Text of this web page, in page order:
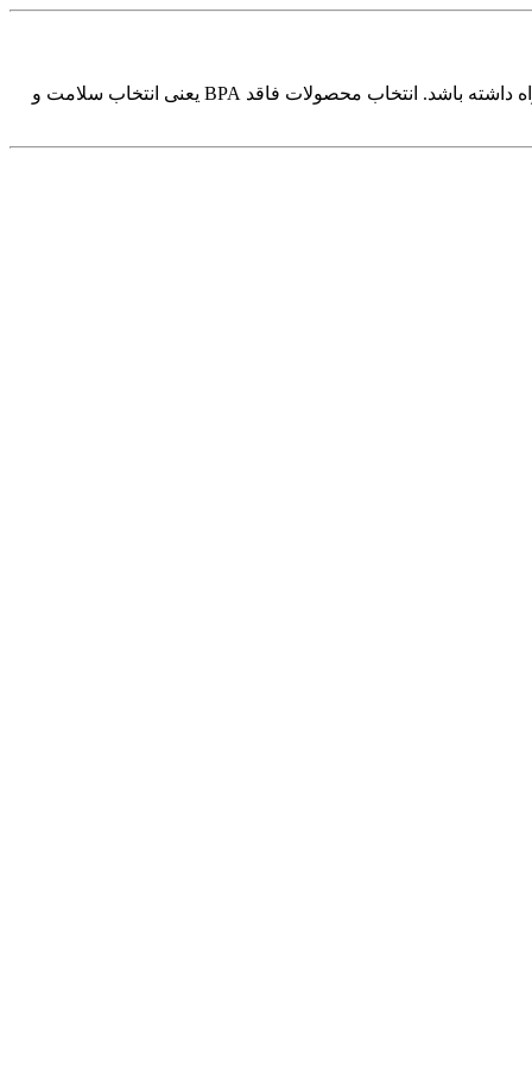
تمامی پستانک‌های وی کر فاقد BPA هستند. BPA ماده‌ای مضر است که می‌تواند مشکلات هورمونی و خطرات سلامتی برای کودکان به همراه داشته باشد. انتخاب محصولات فاقد BPA یعنی انتخاب سلامت و